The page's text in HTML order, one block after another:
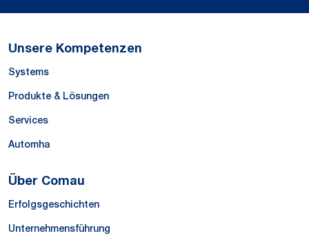
Unsere Kompetenzen
Systems
Produkte & Lösungen
Services
Automha
Über Comau
Erfolgsgeschichten
Unternehmensführung